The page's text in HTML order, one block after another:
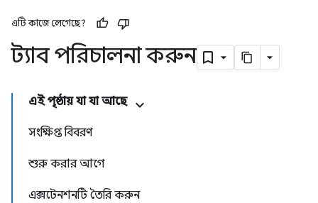
এটি কাজে লেগেছে?
ট্যাব পরিচালনা করুন
এই পৃষ্ঠায় যা যা আছে
সংক্ষিপ্ত বিবরণ
শুরু করার আগে
এক্সটেনশনটি তৈরি করুন